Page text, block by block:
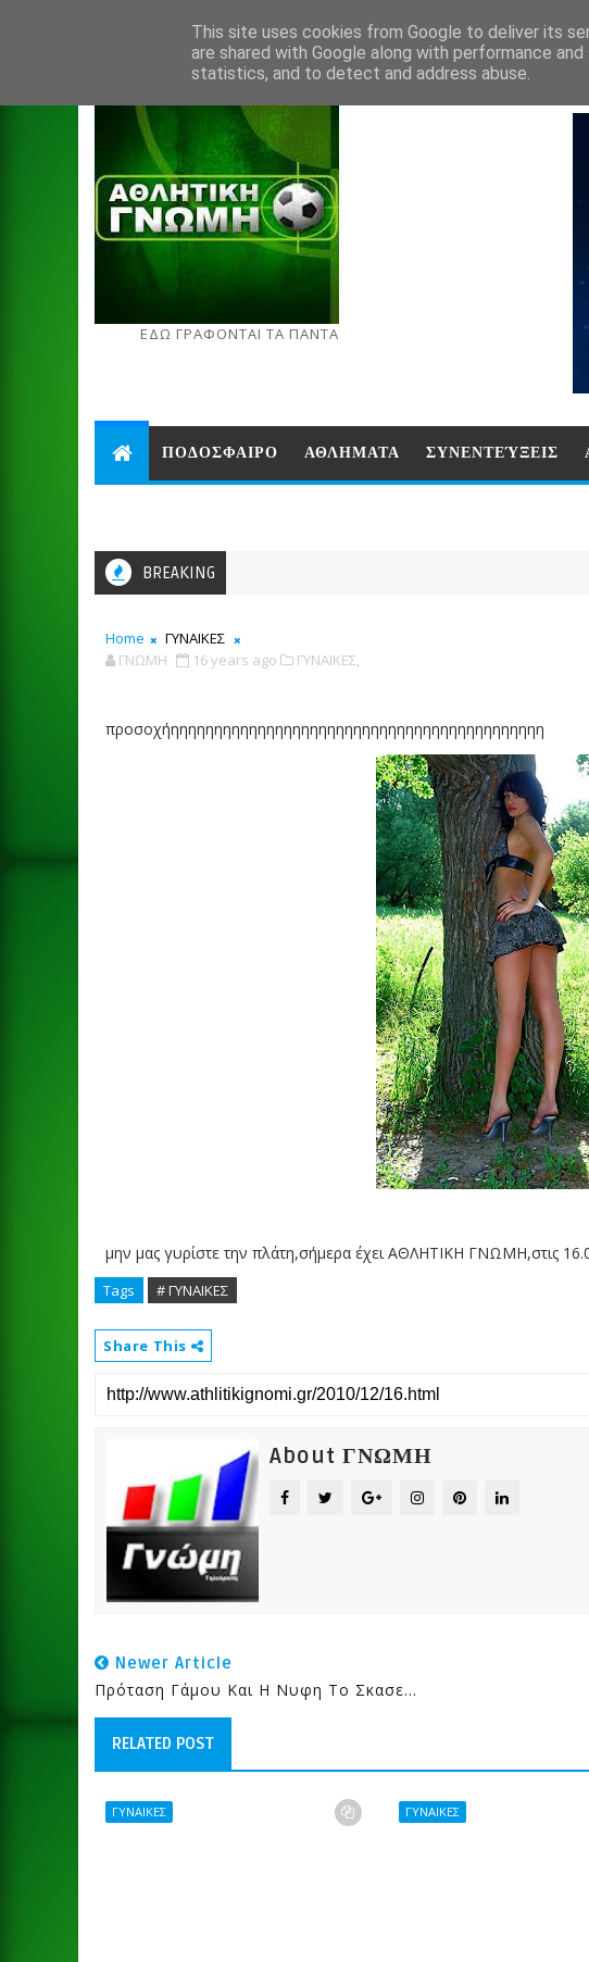
ΕΔΩ ΓΡΑΦΟΝΤΑΙ ΤΑ ΠΑΝΤΑ
ΠΟΔΟΣΦΑΙΡΟ ΑΘΛΗΜΑΤΑ ΣΥΝΕΝΤΕΎΞΕΙΣ
BREAKING
Home
ΓΥΝΑΙΚΕΣ
ΓΝΩΜΗ
16 years ago ΓΥΝΑΙΚΕΣ,
προσοχήηηηηηηηηηηηηηηηηηηηηηηηηηηηηηηηηηηηηηηηηηηη
μην μας γυρίστε την πλάτη,σήμερα έχει ΑΘΛΗΤΙΚΗ ΓΝΩΜΗ,στις
Tags # ΓΥΝΑΙΚΕΣ
Share This
About ΓΝΩΜΗ
Newer Article
Πρόταση Γάμου Και Η Νυφη Το Σκασε...
RELATED POST
ΓΥΝΑΙΚΕΣ ΓΥΝΑΙΚΕΣ
This site uses cookies from Google to deliver its
are shared with Google along with performance
statistics, and to detect and address abuse.